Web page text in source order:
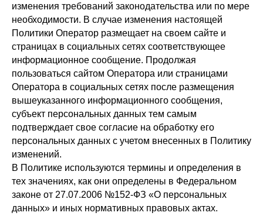
изменения требований законодательства или по мере
необходимости. В случае изменения настоящей
Политики Оператор размещает на своем сайте и
страницах в социальных сетях соответствующее
информационное сообщение. Продолжая
пользоваться сайтом Оператора или страницами
Оператора в социальных сетях после размещения
вышеуказанного информационного сообщения,
субъект персональных данных тем самым
подтверждает свое согласие на обработку его
персональных данных с учетом внесенных в Политику
изменений.
В Политике используются термины и определения в
тех значениях, как они определены в Федеральном
законе от 27.07.2006 №152-ФЗ «О персональных
данных» и иных нормативных правовых актах.